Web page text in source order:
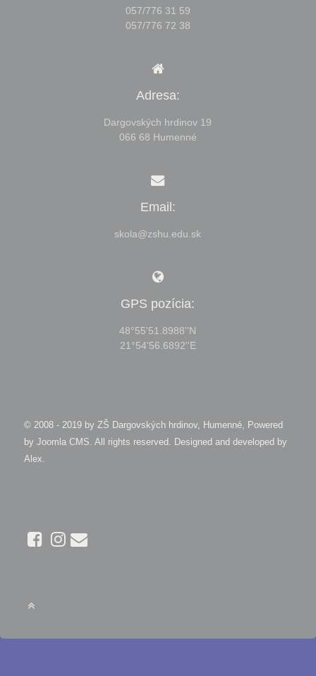
057/776 31 59
057/776 72 38
Adresa:
Dargovských hrdinov 19
066 68 Humenné
Email:
skola@zshu.edu.sk
GPS pozícia:
48°55'51.8988''N
21°54'56.6892''E
© 2008 - 2019 by ZŠ Dargovských hrdinov, Humenné, Powered
by Joomla CMS. All rights reserved. Designed and developed by
Alex.